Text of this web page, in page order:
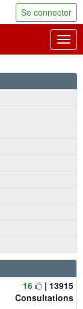
Se connecter
16
| 13915
Consultations